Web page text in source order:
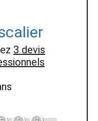
3 devis